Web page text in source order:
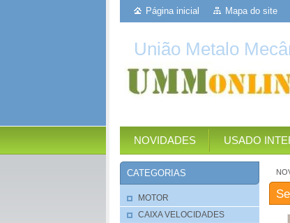
Página inicial Mapa do site
União Metalo
NOVIDADES USADO
CATEGORIAS
MOTOR
CAIXA VELOCIDADES